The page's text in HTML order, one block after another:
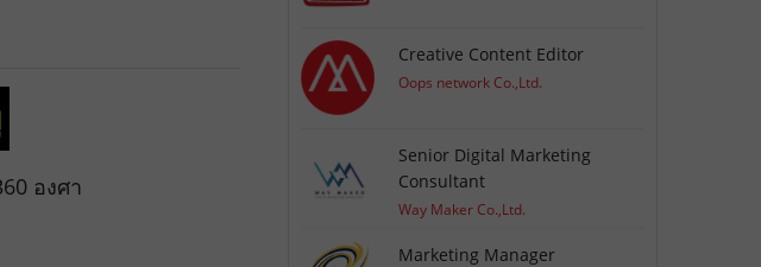
องศา
Creative Content Editor
Oops network Co.,Ltd.
Senior Digital Marketing
Consultant
Way Maker Co.,Ltd.
Marketing Manager